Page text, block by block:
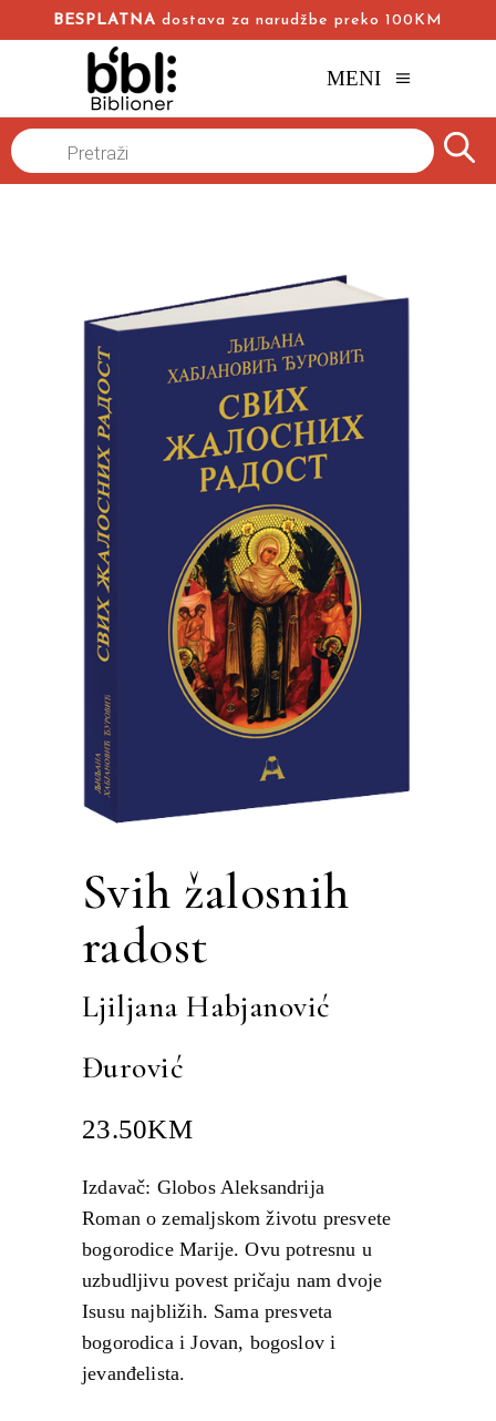
BESPLATNA dostava za narudžbe preko 100KM
MENI
Products
search
Svih žalosnih
radost
Ljiljana Habjanović
Đurović
23.50KM
Izdavač: Globos Aleksandrija
Roman o zemaljskom životu presvete
bogorodice Marije. Ovu potresnu u
uzbudljivu povest pričaju nam dvoje
Isusu najbližih. Sama presveta
bogorodica i Jovan, bogoslov i
jevanđelista.